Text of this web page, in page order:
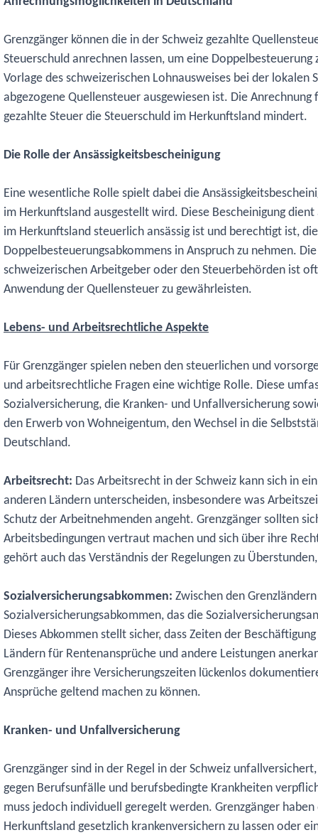
Grenzgänger können die in der Schweiz gezahlte
Steuerschuld anrechnen lassen, um eine
Vorlage des schweizerischen Lohnausweises bei der lokalen
abgezogene Quellensteuer ausgewiesen ist. Die Anrechnung
gezahlte Steuer die Steuerschuld im Herkunftsland mindert.
Die Rolle der Ansässigkeitsbescheinigung
Eine wesentliche Rolle spielt dabei die
im Herkunftsland ausgestellt wird. Diese Bescheinigung
im Herkunftsland steuerlich ansässig ist und berechtigt ist,
Doppelbesteuerungsabkommens in Anspruch zu nehmen.
schweizerischen Arbeitgeber oder den Steuerbehörden ist
Anwendung der Quellensteuer zu gewährleisten.
Lebens- und Arbeitsrechtliche Aspekte
Für Grenzgänger spielen neben den steuerlichen und
und arbeitsrechtliche Fragen eine wichtige Rolle. Diese
Sozialversicherung, die Kranken- und Unfallversicherung
den Erwerb von Wohneigentum, den Wechsel in die
Deutschland.
Arbeitsrecht: Das Arbeitsrecht in der Schweiz kann sich in
anderen Ländern unterscheiden, insbesondere was
Schutz der Arbeitnehmenden angeht. Grenzgänger sollten
Arbeitsbedingungen vertraut machen und sich über ihre
gehört auch das Verständnis der Regelungen zu
Sozialversicherungsabkommen: Zwischen den
Sozialversicherungsabkommen, das die
Dieses Abkommen stellt sicher, dass Zeiten der
Ländern für Rentenansprüche und andere Leistungen
Grenzgänger ihre Versicherungszeiten lückenlos
Ansprüche geltend machen zu können.
Kranken- und Unfallversicherung
Grenzgänger sind in der Regel in der Schweiz
gegen Berufsunfälle und berufsbedingte Krankheiten
muss jedoch individuell geregelt werden. Grenzgänger
Herkunftsland gesetzlich krankenversichern zu lassen oder